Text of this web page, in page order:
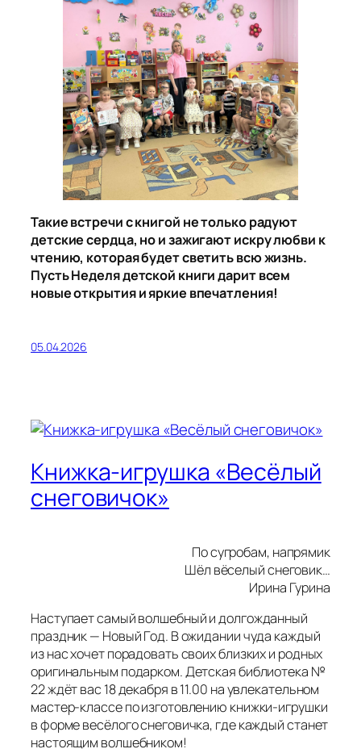
Такие встречи с книгой не только радуют
детские сердца, но и зажигают искру любви к
чтению, которая будет светить всю жизнь.
Пусть Неделя детской книги дарит всем
новые открытия и яркие впечатления!
05.04.2026
Книжка-игрушка «Весёлый
снеговичок»
По сугробам, напрямик
Шёл вёселый снеговик…
Ирина Гурина
Наступает самый волшебный и долгожданный
праздник — Новый Год. В ожидании чуда каждый
из нас хочет порадовать своих близких и родных
оригинальным подарком. Детская библиотека №
22 ждёт вас 18 декабря в 11.00 на увлекательном
мастер-классе по изготовлению книжки-игрушки
в форме весёлого снеговичка, где каждый станет
настоящим волшебником!